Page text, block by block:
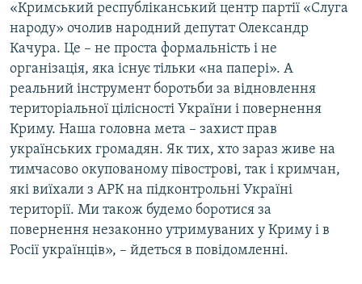
«Кримський республіканський центр партії «Слуга
народу» очолив народний депутат Олександр
Качура. Це – не проста формальність і не
організація, яка існує тільки «на папері». А
реальний інструмент боротьби за відновлення
територіальної цілісності України і повернення
Криму. Наша головна мета – захист прав
українських громадян. Як тих, хто зараз живе на
тимчасово окупованому півострові, так і кримчан,
які виїхали з АРК на підконтрольні Україні
території. Ми також будемо боротися за
повернення незаконно утримуваних у Криму і в
Росії українців», – йдеться в повідомленні.